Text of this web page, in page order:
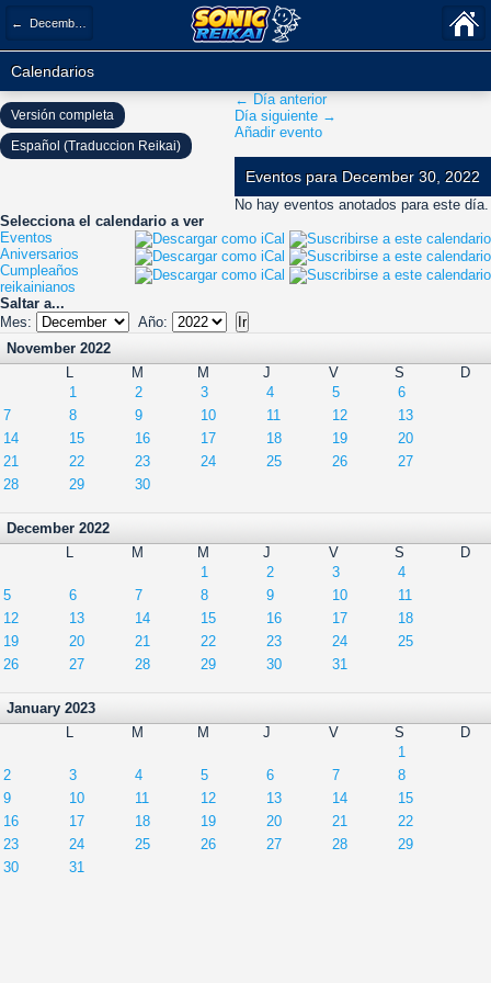
← December 2022
Calendarios
← Día anterior
Día siguiente →
Añadir evento
Eventos para December 30, 2022
No hay eventos anotados para este día.
Selecciona el calendario a ver
Eventos
Aniversarios
Cumpleaños
reikainianos
Saltar a...
Mes:
Año:
November 2022
L
M M J V S
D
1
2 3 4 5
6
7
8 9 10 11 12
13
14
15 16 17 18 19
20
21
22 23 24 25 26
27
28
29 30
December 2022
L
M M J V S
D
1
2 3
4
5
6 7 8 9 10
11
12
13 14 15 16 17
18
19
20 21 22 23 24
25
26
27 28 29 30 31
January 2023
L
M M J V S
D
1
2
3 4 5 6 7
8
9
10 11 12 13 14
15
16
17 18 19 20 21
22
23
24 25 26 27 28
29
30
31
Versión completa
Español (Traduccion Reikai)